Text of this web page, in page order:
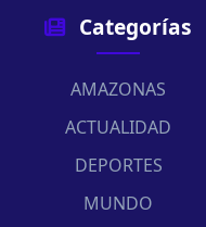
Categorías
AMAZONAS
ACTUALIDAD
DEPORTES
MUNDO